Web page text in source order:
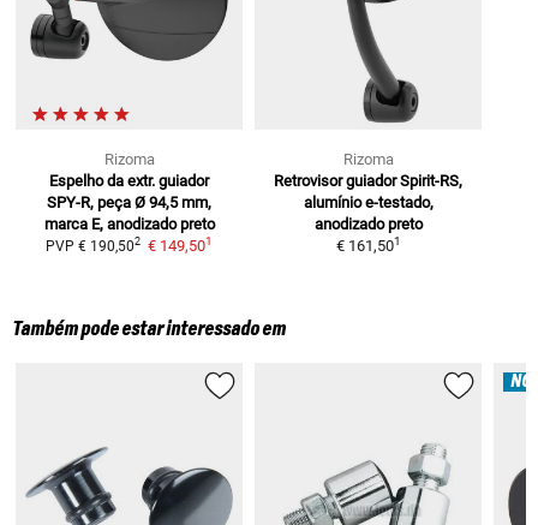
Rizoma
Espelho da extr. guiador
SPY-R, peça Ø 94,5 mm,
marca E, anodizado preto
PVP € 190,502 € 149,501
Rizoma
Retrovisor guiador Spirit-RS,
alumínio e-testado,
anodizado preto
€ 161,501
Também pode estar interessado em